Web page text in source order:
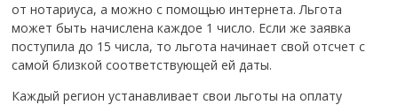
от нотариуса, а можно с помощью интернета. Льгота
может быть начислена каждое 1 число. Если же заявка
поступила до 15 числа, то льгота начинает свой отсчет с
самой близкой соответствующей ей даты.
Каждый регион устанавливает свои льготы на оплату